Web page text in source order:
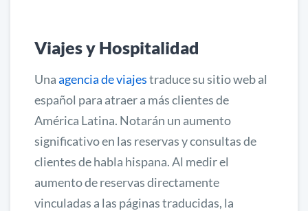
Viajes y Hospitalidad
Unaagencia de viajestraduce su sitio web al
español para atraer a más clientes de
América Latina. Notarán un aumento
significativo en las reservas y consultas de
clientes de habla hispana. Al medir el
aumento de reservas directamente
vinculadas a las páginas traducidas, la